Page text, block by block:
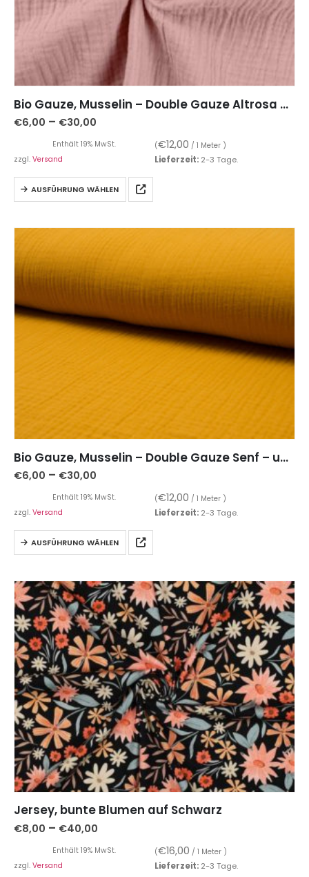
Bio Gauze, Musselin – Double Gauze Altrosa – unifarben
€6,00 – €30,00
Enthält 19% MwSt. (€12,00 / 1 Meter )
zzgl. Versand Lieferzeit: 2-3 Tage.
AUSFÜHRUNG WÄHLEN
Bio Gauze, Musselin – Double Gauze Senf – unifarben
€6,00 – €30,00
Enthält 19% MwSt. (€12,00 / 1 Meter )
zzgl. Versand Lieferzeit: 2-3 Tage.
AUSFÜHRUNG WÄHLEN
Jersey, bunte Blumen auf Schwarz
€8,00 – €40,00
Enthält 19% MwSt. (€16,00 / 1 Meter )
zzgl. Versand Lieferzeit: 2-3 Tage.